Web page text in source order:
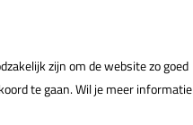
zijn om de website zo goed
te gaan. Wil je meer informatie
v
o
a
r
e
k